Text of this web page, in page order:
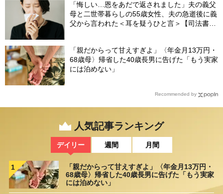
「悔しい…恩をあだで返されました」夫の義父
母と二世帯暮らしの55歳女性、夫の急逝後に義
父から言われた＜耳を疑うひと言＞【司法書士
「親だからって甘えすぎよ」〈年金月13万円・
68歳母〉帰省した40歳長男に告げた「もう実家
には泊めない」
Recommended by
人気記事ランキング
デイリー 週間 月間
1
「親だからって甘えすぎよ」〈年金月13万円・
68歳母〉帰省した40歳長男に告げた「もう実家
には泊めない」